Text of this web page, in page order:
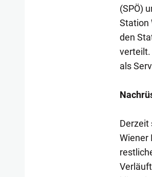
(SPÖ)
Station
den
verteilt.
als
Derzeit
Wiener